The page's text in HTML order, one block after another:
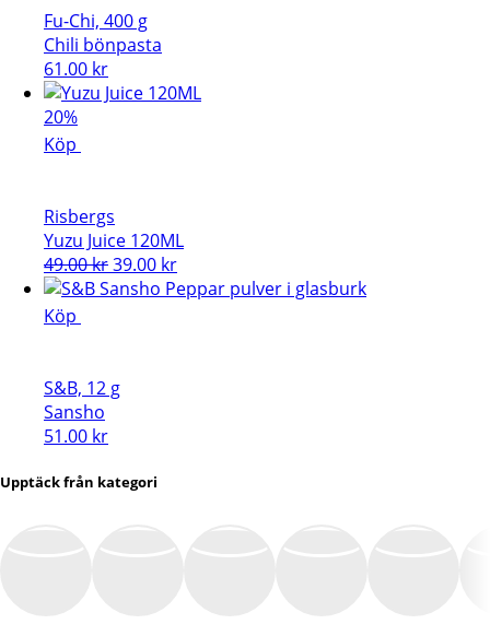
Fu-Chi, 400 g
Chili bönpasta
61.00 kr
20%
Köp
Risbergs
Yuzu Juice 120ML
49.00krDet
ursprungliga
39.00 krDet
nuvarande
Köp
S&B, 12 g
Sansho
51.00 kr
Upptäck från kategori